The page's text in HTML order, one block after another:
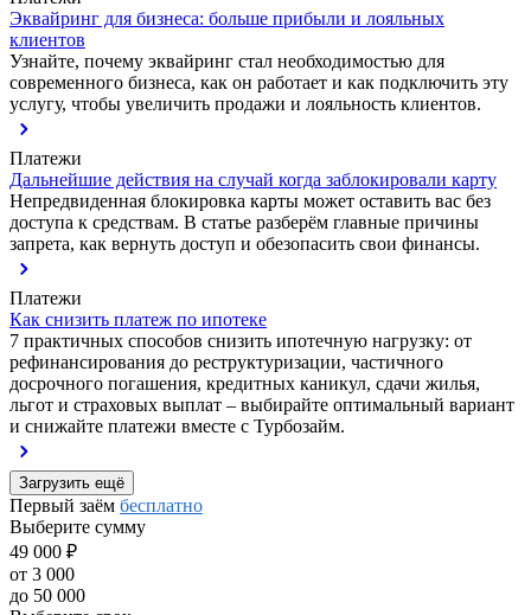
Эквайринг для бизнеса: больше прибыли и лояльных
клиентов
Узнайте, почему эквайринг стал необходимостью для
современного бизнеса, как он работает и как подключить эту
услугу, чтобы увеличить продажи и лояльность клиентов.
Платежи
Дальнейшие действия на случай когда заблокировали карту
Непредвиденная блокировка карты может оставить вас без
доступа к средствам. В статье разберём главные причины
запрета, как вернуть доступ и обезопасить свои финансы.
Платежи
Как снизить платеж по ипотеке
7 практичных способов снизить ипотечную нагрузку: от
рефинансирования до реструктуризации, частичного
досрочного погашения, кредитных каникул, сдачи жилья,
льгот и страховых выплат – выбирайте оптимальный вариант
и снижайте платежи вместе с Турбозайм.
Загрузить ещё
Первый заём бесплатно
Выберите сумму
49 000 ₽
от 3 000
до 50 000